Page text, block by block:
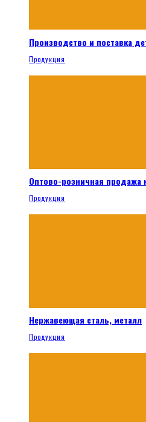
Производство и поставка
Продукция
Оптово-розничная продажа
Продукция
Нержавеющая сталь, металл
Продукция